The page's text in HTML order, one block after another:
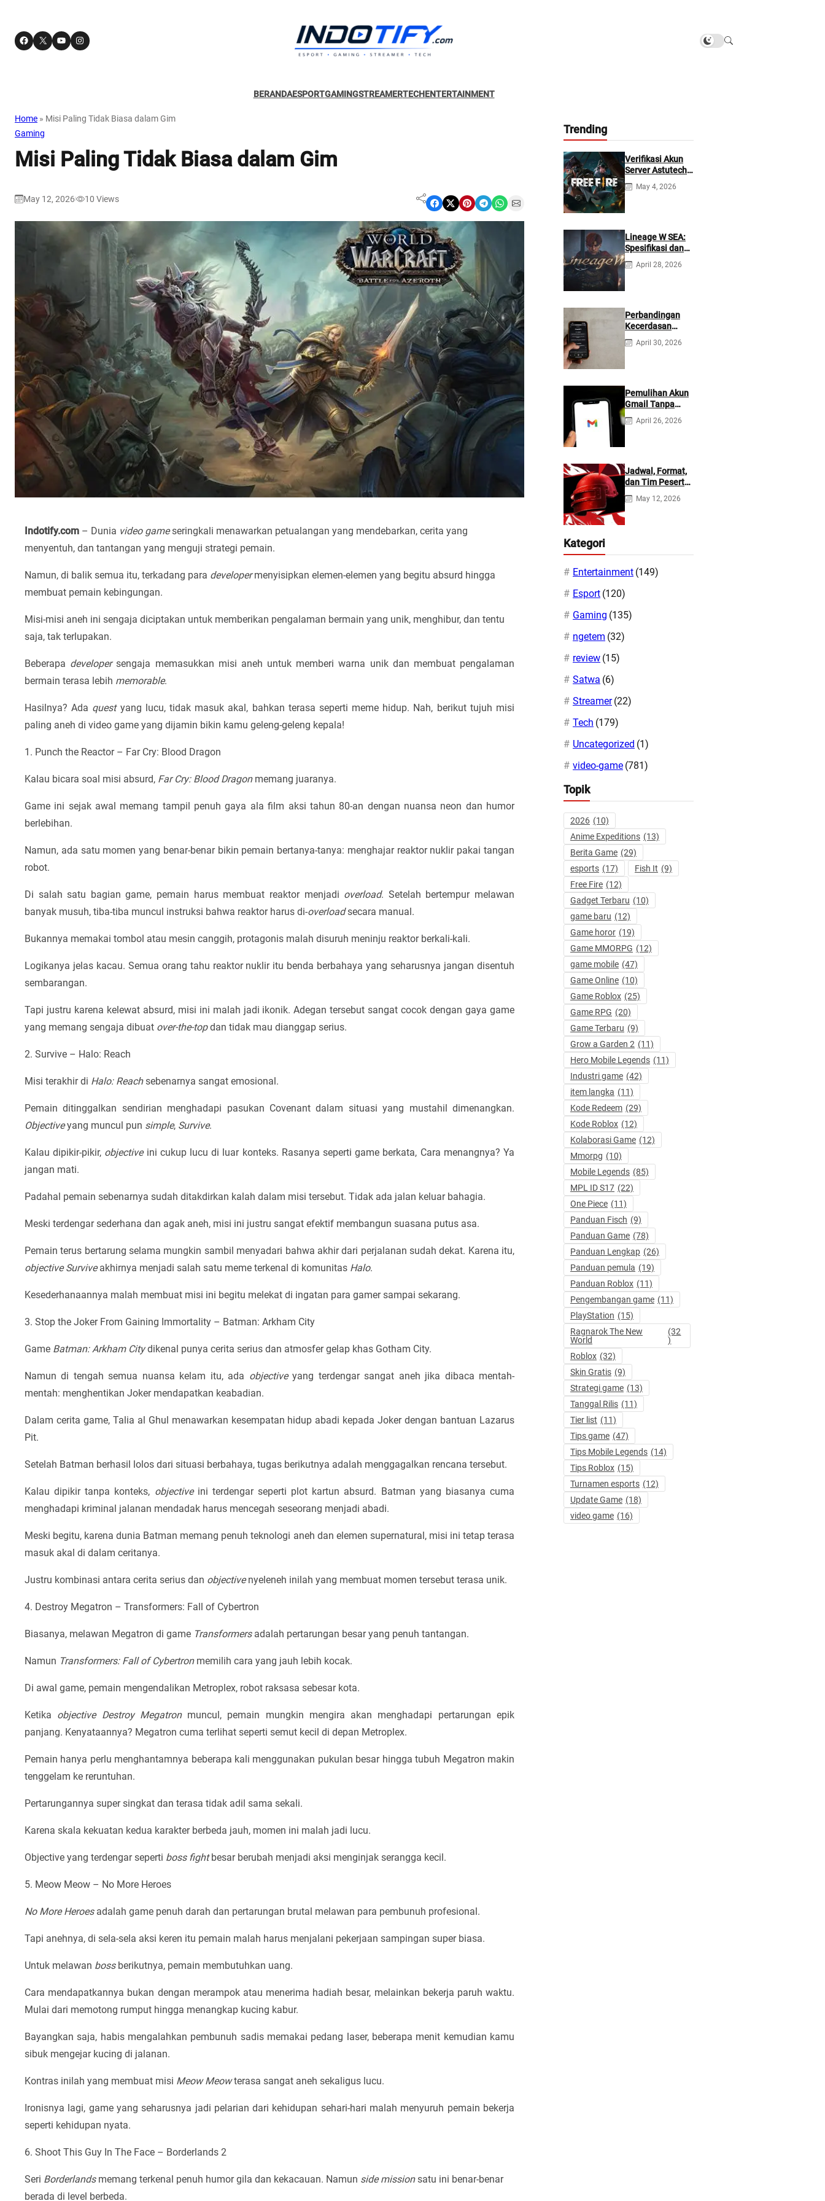
Facebook X YouTube Instagram
BERANDAESPORTGAMINGSTREAMERTECHENTERTAINMENT
Home » Misi Paling Tidak Biasa dalam Gim
Gaming
Misi Paling Tidak Biasa dalam Gim
May 12, 2026 10 Views Share on Facebook Share on X Share on Pinterest Share on Telegram Share on WhatsApp Share on Email
Indotify.com – Dunia video gameseringkali menawarkan petualangan yang mendebarkan, cerita yang
menyentuh, dan tantangan yang menguji strategi pemain.
Namun, di balik semua itu, terkadang para developermenyisipkan elemen-elemen yang begitu absurd hingga
membuat pemain kebingungan.
Misi-misi aneh ini sengaja diciptakan untuk memberikan pengalaman bermain yang unik, menghibur, dan tentu
saja, tak terlupakan.
Beberapa developersengaja memasukkan misi aneh untuk memberi warna unik dan membuat pengalaman
bermain terasa lebih memorable.
Hasilnya? Ada questyang lucu, tidak masuk akal, bahkan terasa seperti meme hidup. Nah, berikut tujuh misi
paling aneh di video game yang dijamin bikin kamu geleng-geleng kepala!
1. Punch the Reactor – Far Cry: Blood Dragon
Kalau bicara soal misi absurd, Far Cry: Blood Dragonmemang juaranya.
Game ini sejak awal memang tampil penuh gaya ala film aksi tahun 80-an dengan nuansa neon dan humor
berlebihan.
Namun, ada satu momen yang benar-benar bikin pemain bertanya-tanya: menghajar reaktor nuklir pakai tangan
robot.
Di salah satu bagian game, pemain harus membuat reaktor menjadi overload. Setelah bertempur melawan
banyak musuh, tiba-tiba muncul instruksi bahwa reaktor harus di-overloadsecara manual.
Bukannya memakai tombol atau mesin canggih, protagonis malah disuruh meninju reaktor berkali-kali.
Logikanya jelas kacau. Semua orang tahu reaktor nuklir itu benda berbahaya yang seharusnya jangan disentuh
sembarangan.
Tapi justru karena kelewat absurd, misi ini malah jadi ikonik. Adegan tersebut sangat cocok dengan gaya game
yang memang sengaja dibuat over-the-topdan tidak mau dianggap serius.
2. Survive – Halo: Reach
Misi terakhir di Halo: Reachsebenarnya sangat emosional.
Pemain ditinggalkan sendirian menghadapi pasukan Covenant dalam situasi yang mustahil dimenangkan.
Objectiveyang muncul pun simple, Survive.
Kalau dipikir-pikir, objectiveini cukup lucu di luar konteks. Rasanya seperti game berkata, Cara menangnya? Ya
jangan mati.
Padahal pemain sebenarnya sudah ditakdirkan kalah dalam misi tersebut. Tidak ada jalan keluar bahagia.
Meski terdengar sederhana dan agak aneh, misi ini justru sangat efektif membangun suasana putus asa.
Pemain terus bertarung selama mungkin sambil menyadari bahwa akhir dari perjalanan sudah dekat. Karena itu,
objective Surviveakhirnya menjadi salah satu meme terkenal di komunitas Halo.
Kesederhanaannya malah membuat misi ini begitu melekat di ingatan para gamer sampai sekarang.
3. Stop the Joker From Gaining Immortality – Batman: Arkham City
Game Batman: Arkham Citydikenal punya cerita serius dan atmosfer gelap khas Gotham City.
Namun di tengah semua nuansa kelam itu, ada objectiveyang terdengar sangat aneh jika dibaca mentah-
mentah: menghentikan Joker mendapatkan keabadian.
Dalam cerita game, Talia al Ghul menawarkan kesempatan hidup abadi kepada Joker dengan bantuan Lazarus
Pit.
Setelah Batman berhasil lolos dari situasi berbahaya, tugas berikutnya adalah menggagalkan rencana tersebut.
Kalau dipikir tanpa konteks, objectiveini terdengar seperti plot kartun absurd. Batman yang biasanya cuma
menghadapi kriminal jalanan mendadak harus mencegah seseorang menjadi abadi.
Meski begitu, karena dunia Batman memang penuh teknologi aneh dan elemen supernatural, misi ini tetap terasa
masuk akal di dalam ceritanya.
Justru kombinasi antara cerita serius dan objectivenyeleneh inilah yang membuat momen tersebut terasa unik.
4. Destroy Megatron – Transformers: Fall of Cybertron
Biasanya, melawan Megatron di game Transformersadalah pertarungan besar yang penuh tantangan.
Namun Transformers: Fall of Cybertronmemilih cara yang jauh lebih kocak.
Di awal game, pemain mengendalikan Metroplex, robot raksasa sebesar kota.
Ketika objective Destroy Megatronmuncul, pemain mungkin mengira akan menghadapi pertarungan epik
panjang. Kenyataannya? Megatron cuma terlihat seperti semut kecil di depan Metroplex.
Pemain hanya perlu menghantamnya beberapa kali menggunakan pukulan besar hingga tubuh Megatron makin
tenggelam ke reruntuhan.
Pertarungannya super singkat dan terasa tidak adil sama sekali.
Karena skala kekuatan kedua karakter berbeda jauh, momen ini malah jadi lucu.
Objective yang terdengar seperti boss fightbesar berubah menjadi aksi menginjak serangga kecil.
5. Meow Meow – No More Heroes
No More Heroesadalah game penuh darah dan pertarungan brutal melawan para pembunuh profesional.
Tapi anehnya, di sela-sela aksi keren itu pemain malah harus menjalani pekerjaan sampingan super biasa.
Untuk melawan bossberikutnya, pemain membutuhkan uang.
Cara mendapatkannya bukan dengan merampok atau menerima hadiah besar, melainkan bekerja paruh waktu.
Mulai dari memotong rumput hingga menangkap kucing kabur.
Bayangkan saja, habis mengalahkan pembunuh sadis memakai pedang laser, beberapa menit kemudian kamu
sibuk mengejar kucing di jalanan.
Kontras inilah yang membuat misi Meow Meowterasa sangat aneh sekaligus lucu.
Ironisnya lagi, game yang seharusnya jadi pelarian dari kehidupan sehari-hari malah menyuruh pemain bekerja
seperti kehidupan nyata.
6. Shoot This Guy In The Face – Borderlands 2
Seri Borderlandsmemang terkenal penuh humor gila dan kekacauan. Namun side missionsatu ini benar-benar
berada di level berbeda.
Trending
Verifikasi Akun
Server Astutech
Free Fire Gratis
May 4, 2026
Lineage W SEA:
Spesifikasi dan
Tanggal Rilis
April 28, 2026
Perbandingan
Kecerdasan
Buatan Claude
dan ChatGPT:
April 30, 2026
Pemulihan Akun
Gmail Tanpa
Kontak
Tambahan
April 26, 2026
Jadwal, Format,
dan Tim Peserta
Main Event PMIO
2026
May 12, 2026
Kategori
Entertainment (149)
Esport (120)
Gaming (135)
ngetem (32)
review (15)
Satwa (6)
Streamer (22)
Tech (179)
Uncategorized (1)
video-game (781)
Topik
2026 (10)
Anime Expeditions (13)
Berita Game (29)
esports (17) Fish It (9)
Free Fire (12)
Gadget Terbaru (10)
game baru (12)
Game horor (19)
Game MMORPG (12)
game mobile (47)
Game Online (10)
Game Roblox (25)
Game RPG (20)
Game Terbaru (9)
Grow a Garden 2 (11)
Hero Mobile Legends (11)
Industri game (42)
item langka (11)
Kode Redeem (29)
Kode Roblox (12)
Kolaborasi Game (12)
Mmorpg (10)
Mobile Legends (85)
MPL ID S17 (22)
One Piece (11)
Panduan Fisch (9)
Panduan Game (78)
Panduan Lengkap (26)
Panduan pemula (19)
Panduan Roblox (11)
Pengembangan game (11)
PlayStation (15)
Ragnarok The New
World
(32
)
Roblox (32)
Skin Gratis (9)
Strategi game (13)
Tanggal Rilis (11)
Tier list (11)
Tips game (47)
Tips Mobile Legends (14)
Tips Roblox (15)
Turnamen esports (12)
Update Game (18)
video game (16)